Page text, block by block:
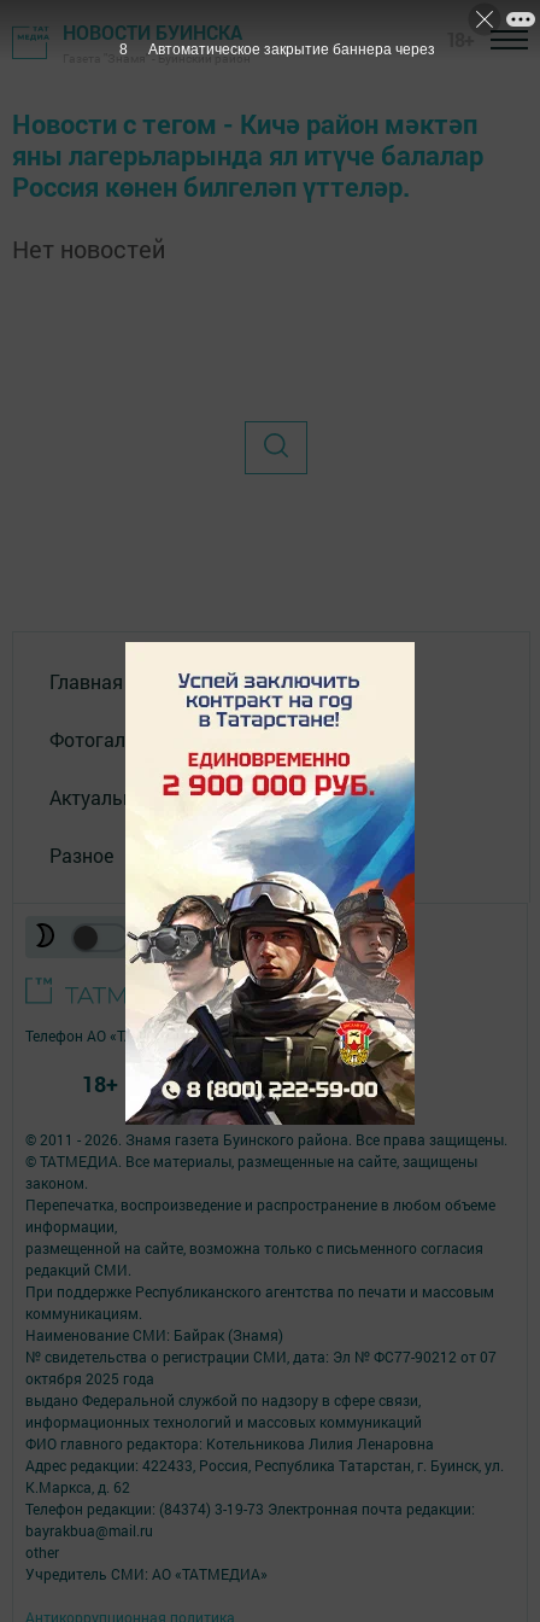
НОВОСТИ БУИНСКА
Газета "Знамя" - Буинский район
Новости с тегом - Кичә район мәктәп
яны лагерьларында ял итүче балалар
Россия көнен билгеләп үттеләр.
Нет новостей
Главная
Фотогалереи
Актуальное видео
Разное
© 2011 - 2026. Знамя газета Буинского района. Все права защищены.
© ТАТМЕДИА. Все материалы, размещенные на сайте, защищены
законом.
Перепечатка, воспроизведение и распространение в любом объеме
информации,
размещенной на сайте, возможна только с письменного согласия
редакций СМИ.
При поддержке Республиканского агентства по печати и массовым
коммуникациям.
Наименование СМИ: Байрак (Знамя)
№ свидетельства о регистрации СМИ, дата: Эл № ФС77-90212 от 07
октября 2025 года
выдано Федеральной службой по надзору в сфере связи,
информационных технологий и массовых коммуникаций
ФИО главного редактора: Котельникова Лилия Ленаровна
Адрес редакции: 422433, Россия, Республика Татарстан, г. Буинск, ул.
К.Маркса, д. 62
Телефон редакции: (84374) 3-19-73 Электронная почта редакции:
bayrakbua@mail.ru
other
Учредитель СМИ: АО «ТАТМЕДИА»
Антикоррупционная политика
Телефон АО «ТАТМЕДИА»:(843) 222 09 84
18+
8 Автоматическое закрытие баннера через